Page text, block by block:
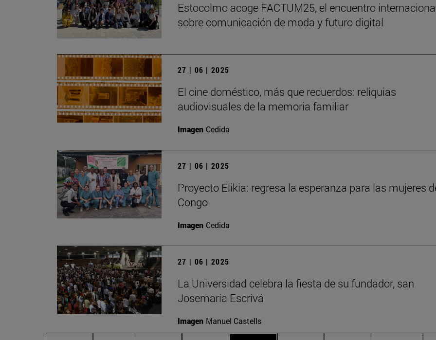
Estocolmo acoge FACTUM25, el encuentro
sobre comunicación de moda y futuro digital
27 | 06 | 2025
El cine doméstico, más que recuerdos: reliquias
audiovisuales de la memoria familiar
Imagen Cedida
27 | 06 | 2025
Proyecto Elikia: regresa la esperanza para las mujeres
Congo
Imagen Cedida
27 | 06 | 2025
La Universidad celebra la fiesta de su fundador, san
Josemaría Escrivá
Imagen Manuel Castells